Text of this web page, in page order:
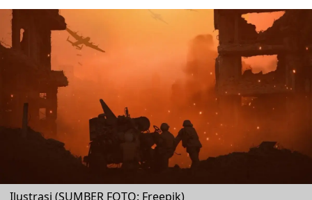
Ilustrasi (SUMBER FOTO: Freepik)